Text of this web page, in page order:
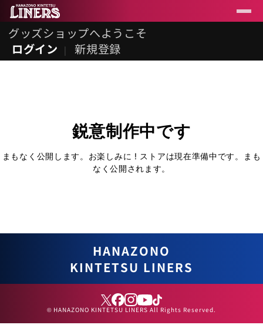
グッズショップへようこそ
ログイン
新規登録
鋭意制作中です
まもなく公開します。お楽しみに ! ストアは現在準備中です。まも
なく公開されます。
HANAZONO
KINTETSU LINERS
© HANAZONO KINTETSU LINERS All Rights Reserved.